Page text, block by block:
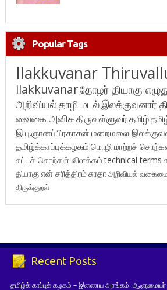
Popular Tags
Ilakkuvanar
ilakkuvanarதோழர் தியாகு
அறிவியல்தாழி மடல்இலக்குவனார்
வைகை அனிசுதிருவள்ளுவர்தமிழ்
இ.பு.ஞானப்பிரகாசன் மறைமலை
தமிழ்க்காப்புக்கழகம் மொழி மாற்றச்
சட்டச் சொற்கள் விளக்கம்technical terms
தியாகுஎன் சரித்திரம்சுரதாஅறிவியல்
திருக்குறள்
Recent Posts
தமிழ்க் காப்புக் கழகம் – இணைய அரங்கம்: ஆளுமையர்